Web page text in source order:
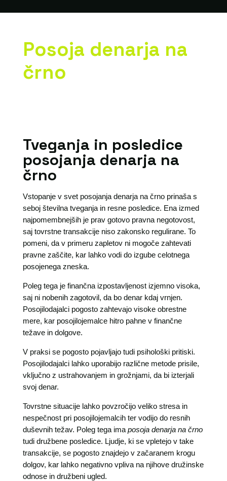
Posoja denarja na
črno
Tveganja in posledice
posojanja denarja na
črno
Vstopanje v svet posojanja denarja na črno prinaša s
seboj številna tveganja in resne posledice. Ena izmed
najpomembnejših je prav gotovo pravna negotovost,
saj tovrstne transakcije niso zakonsko regulirane. To
pomeni, da v primeru zapletov ni mogoče zahtevati
pravne zaščite, kar lahko vodi do izgube celotnega
posojenega zneska.
Poleg tega je finančna izpostavljenost izjemno visoka,
saj ni nobenih zagotovil, da bo denar kdaj vrnjen.
Posojilodajalci pogosto zahtevajo visoke obrestne
mere, kar posojilojemalce hitro pahne v finančne
težave in dolgove.
V praksi se pogosto pojavljajo tudi psihološki pritiski.
Posojilodajalci lahko uporabijo različne metode prisile,
vključno z ustrahovanjem in grožnjami, da bi izterjali
svoj denar.
Tovrstne situacije lahko povzročijo veliko stresa in
nespečnost pri posojilojemalcih ter vodijo do resnih
duševnih težav. Poleg tega ima posoja denarja na črno
tudi družbene posledice. Ljudje, ki se vpletejo v take
transakcije, se pogosto znajdejo v začaranem krogu
dolgov, kar lahko negativno vpliva na njihove družinske
odnose in družbeni ugled.